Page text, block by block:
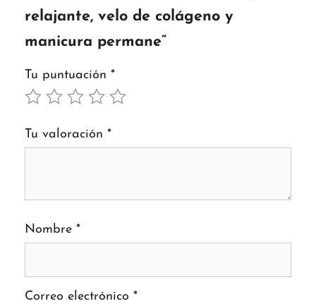
relajante, velo de colágeno y
manicura permane”
Tu puntuación *
Tu valoración *
Nombre *
Correo electrónico *